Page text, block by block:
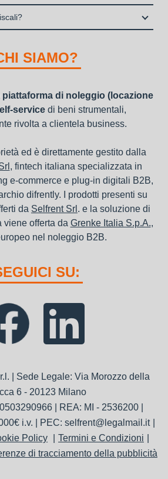
strumentali (B2B), previa approvazione
da parte della stessa.
vai sull’icona con l’omino e clicca su
vengono considerati un servizio. I
sono deducibili ai fini IRES e IRAP
SIAMO?
piattaforma di noleggio (locazione
servicedi beni strumentali,
rivolta a clientela business.
ed è direttamente gestito dalla
, fintech italiana specializzata in
e-commerce e plug-in digitali B2B,
difrently. I prodotti presenti su
da Selfrent Srl . e la soluzione di
viene offerta da Grenke Italia S.p.A.,
nel noleggio B2B.
SU:
| Sede Legale: Via Morozzo della
6 - 20123 Milano
| REA: MI - 2536200 |
i.v. | PEC: selfrent@legalmail.it
Policy
Termini e Condizioni
di tracciamento della pubblicità